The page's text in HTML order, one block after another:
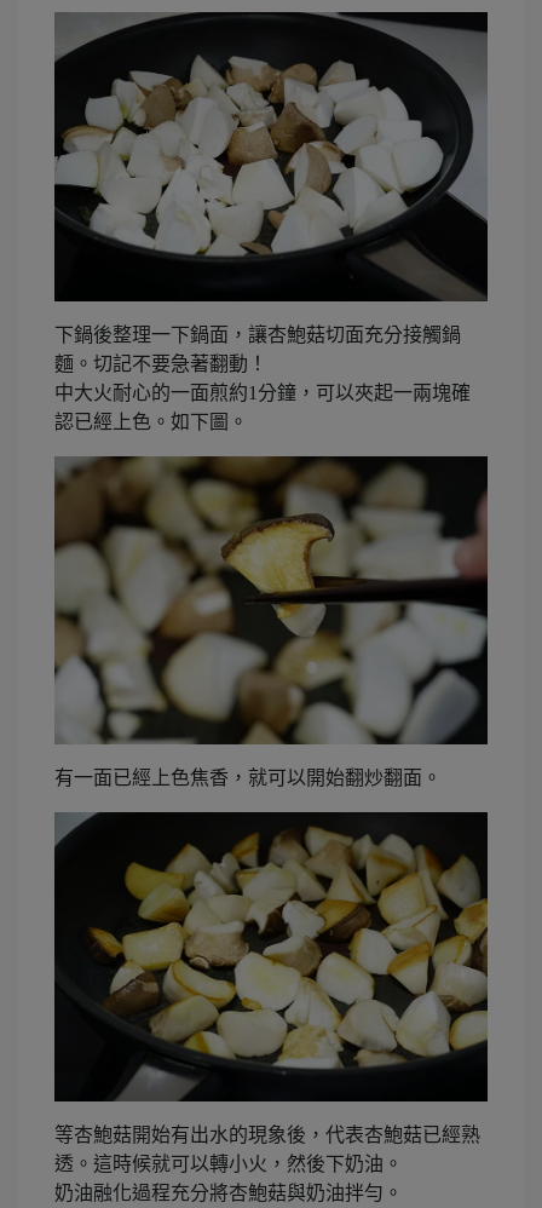
下鍋後整理一下鍋面，讓杏鮑菇切面充分接觸鍋
麵。切記不要急著翻動！
中大火耐心的一面煎約1分鐘，可以夾起一兩塊確
認已經上色。如下圖。
有一面已經上色焦香，就可以開始翻炒翻面。
等杏鮑菇開始有出水的現象後，代表杏鮑菇已經熟
透。這時候就可以轉小火，然後下奶油。
奶油融化過程充分將杏鮑菇與奶油拌勻。